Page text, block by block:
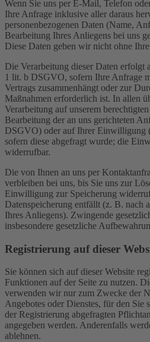
Wenn Sie uns per E-Mail, Telefon
Ihre Anfrage inklusive aller daraus
personenbezogenen Daten (Name,
Bearbeitung Ihres Anliegens bei uns
Diese Daten geben wir nicht ohne
Die Verarbeitung dieser Daten
1 lit. b DSGVO, sofern Ihre Anfrage
Vertrags zusammenhängt oder zur
Maßnahmen erforderlich ist. In allen
Verarbeitung auf unserem
Bearbeitung der an uns gerichteten
DSGVO) oder auf Ihrer
sofern diese abgefragt wurde; die
widerrufbar.
Die von Ihnen an uns per
verbleiben bei uns, bis Sie uns zur
Einwilligung zur Speicherung
Datenspeicherung entfällt (z. B. nach
Ihres Anliegens). Zwingende
insbesondere gesetzliche
Registrierung auf dieser
Sie können sich auf dieser Website
Funktionen auf der Seite zu nutzen.
verwenden wir nur zum Zwecke der
Angebotes oder Dienstes, für den Sie
der Registrierung abgefragten
angegeben werden. Anderenfalls
ablehnen.